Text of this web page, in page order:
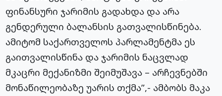
ფინანსური ჯარიმის გადახდა და არა
გენდერული ბალანსის გათვალისწინება.
ამიტომ საქართველოს პარლამენტმა ეს
გაითვალისწინა და ჯარიმის ნაცვლად
მკაცრი მექანიზმი შეიმუშავა – არჩევნებში
მონაწილეობაზე უარის თქმა”,- ამბობს მაკა